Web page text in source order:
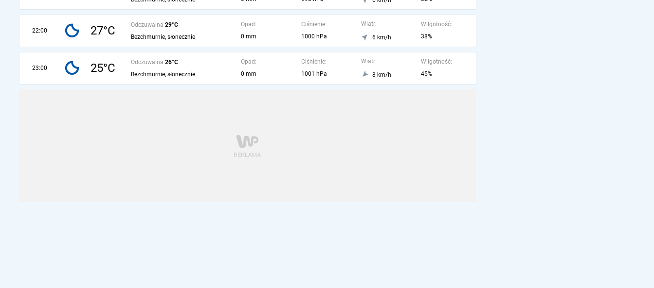
22:00 27°C Odczuwalna 29°C
Bezchmurnie, słonecznie
Opad:
0 mm
Ciśnienie:
1000 hPa
Wiatr:
6 km/h
Wilgotność:
38%
23:00 25°C Odczuwalna 26°C
Bezchmurnie, słonecznie
Opad:
0 mm
Ciśnienie:
1001 hPa
Wiatr:
8 km/h
Wilgotność:
45%